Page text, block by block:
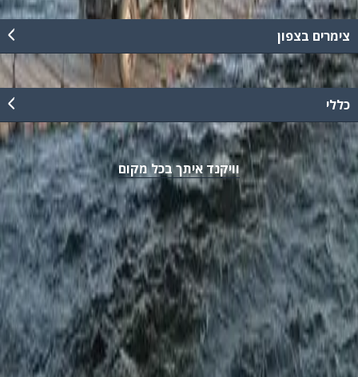
צימרים בצפון
כללי
וויקנד איתך בכל מקום
נגישות מדיניות פרטיות